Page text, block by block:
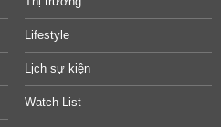
Lifestyle
Lịch sự kiện
Watch List